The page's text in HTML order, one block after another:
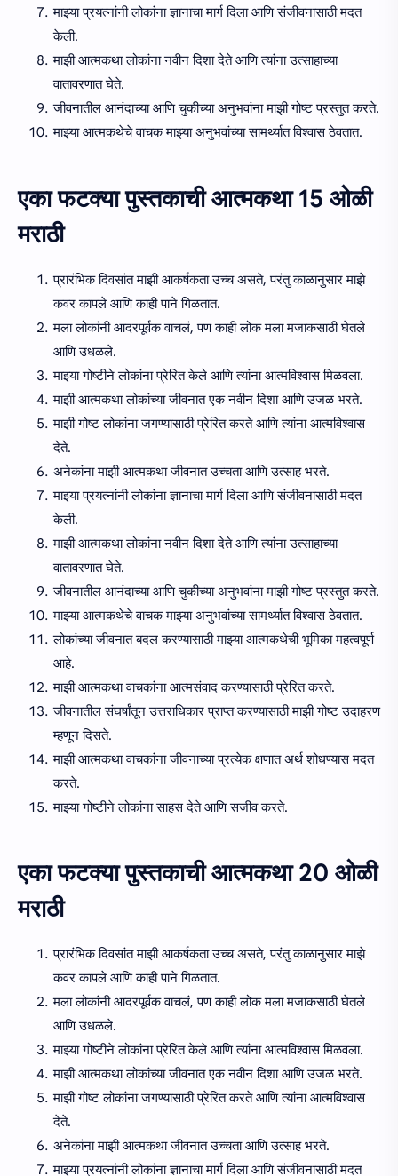
माझ्या प्रयत्नांनी लोकांना ज्ञानाचा मार्ग दिला आणि संजीवनासाठी मदत
केली.
माझी आत्मकथा लोकांना नवीन दिशा देते आणि त्यांना उत्साहाच्या
वातावरणात घेते.
जीवनातील आनंदाच्या आणि चुकीच्या अनुभवांना माझी गोष्ट प्रस्तुत करते.
माझ्या आत्मकथेचे वाचक माझ्या अनुभवांच्या सामर्थ्यात विश्वास ठेवतात.
एका फटक्या पुस्तकाची आत्मकथा 15 ओळी
मराठी
प्रारंभिक दिवसांत माझी आकर्षकता उच्च असते, परंतु काळानुसार माझे
कवर कापले आणि काही पाने गिळतात.
मला लोकांनी आदरपूर्वक वाचलं, पण काही लोक मला मजाकसाठी घेतले
आणि उधळले.
माझ्या गोष्टीने लोकांना प्रेरित केले आणि त्यांना आत्मविश्वास मिळवला.
माझी आत्मकथा लोकांच्या जीवनात एक नवीन दिशा आणि उजळ भरते.
माझी गोष्ट लोकांना जगण्यासाठी प्रेरित करते आणि त्यांना आत्मविश्वास
देते.
अनेकांना माझी आत्मकथा जीवनात उच्चता आणि उत्साह भरते.
माझ्या प्रयत्नांनी लोकांना ज्ञानाचा मार्ग दिला आणि संजीवनासाठी मदत
केली.
माझी आत्मकथा लोकांना नवीन दिशा देते आणि त्यांना उत्साहाच्या
वातावरणात घेते.
जीवनातील आनंदाच्या आणि चुकीच्या अनुभवांना माझी गोष्ट प्रस्तुत करते.
माझ्या आत्मकथेचे वाचक माझ्या अनुभवांच्या सामर्थ्यात विश्वास ठेवतात.
लोकांच्या जीवनात बदल करण्यासाठी माझ्या आत्मकथेची भूमिका महत्वपूर्ण
आहे.
माझी आत्मकथा वाचकांना आत्मसंवाद करण्यासाठी प्रेरित करते.
जीवनातील संघर्षांतून उत्तराधिकार प्राप्त करण्यासाठी माझी गोष्ट उदाहरण
म्हणून दिसते.
माझी आत्मकथा वाचकांना जीवनाच्या प्रत्येक क्षणात अर्थ शोधण्यास मदत
करते.
माझ्या गोष्टीने लोकांना साहस देते आणि सजीव करते.
एका फटक्या पुस्तकाची आत्मकथा 20 ओळी
मराठी
प्रारंभिक दिवसांत माझी आकर्षकता उच्च असते, परंतु काळानुसार माझे
कवर कापले आणि काही पाने गिळतात.
मला लोकांनी आदरपूर्वक वाचलं, पण काही लोक मला मजाकसाठी घेतले
आणि उधळले.
माझ्या गोष्टीने लोकांना प्रेरित केले आणि त्यांना आत्मविश्वास मिळवला.
माझी आत्मकथा लोकांच्या जीवनात एक नवीन दिशा आणि उजळ भरते.
माझी गोष्ट लोकांना जगण्यासाठी प्रेरित करते आणि त्यांना आत्मविश्वास
देते.
अनेकांना माझी आत्मकथा जीवनात उच्चता आणि उत्साह भरते.
माझ्या प्रयत्नांनी लोकांना ज्ञानाचा मार्ग दिला आणि संजीवनासाठी मदत